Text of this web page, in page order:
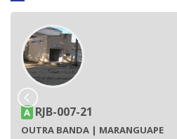
A RJB-007-21
OUTRA BANDA | MARANGUAPE